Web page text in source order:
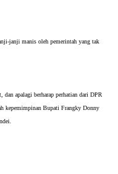
janji manis oleh pemerintah yang tak
apalagi berharap perhatian dari DPR
kepemimpinan Bupati Frangky Donny